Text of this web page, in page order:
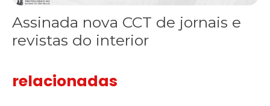
Assinada nova CCT de jornais e
revistas do interior
relacionadas